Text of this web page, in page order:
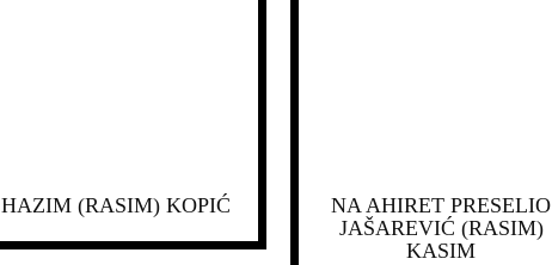
HAZIM (RASIM) KOPIĆ
NA AHIRET PRESELIO
JAŠAREVIĆ (RASIM)
KASIM